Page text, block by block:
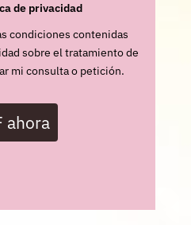
de privacidad
condiciones contenidas
sobre el tratamiento de
mi consulta o petición.
ahora